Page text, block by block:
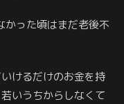
った頃はまだ老後不
けるだけのお金を持
いうちからしなくて